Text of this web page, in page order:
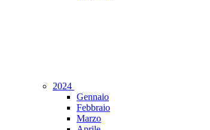
2024
Gennaio
Febbraio
Marzo